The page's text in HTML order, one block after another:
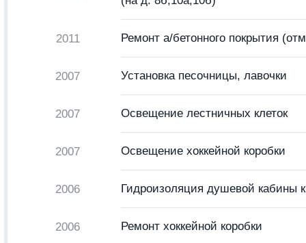
2011 Ремонт а/бетонного покрытия
2007 Установка песочницы, лавочки
2007 Освещение лестничных клеток
2007 Освещение хоккейной коробки
2006 Гидроизоляция душевой кабины
2006 Ремонт хоккейной коробки